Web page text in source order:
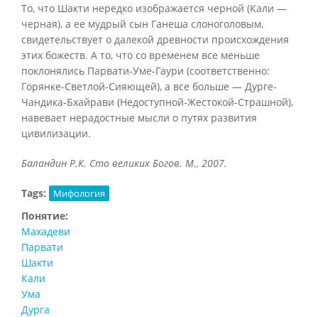
То, что Шакти нередко изображается черной (Кали —
черная), а ее мудрый сын Ганеша слоноголовым,
свидетельствует о далекой древности происхождения
этих божеств. А то, что со временем все меньше
поклонялись Парвати-Уме-Гаури (соответственно:
Горянке-Светлой-Сияющей), а все больше — Дурге-
Чандика-Бхайрави (Недоступной-Жестокой-Страшной),
навевает нерадостные мысли о путях развития
цивилизации.
Баландин Р.К. Сто великих Богов. М., 2007.
Tags: Мифология
Понятие:
Махадеви
Парвати
Шакти
Кали
Ума
Дурга